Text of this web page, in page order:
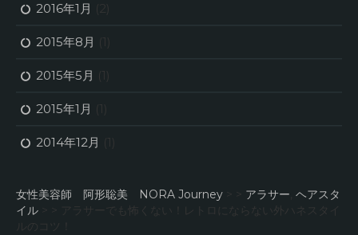
2016年1月 (2)
2015年8月 (1)
2015年5月 (1)
2015年1月 (1)
2014年12月 (1)
女性美容師 阿形聡美 NORA Journey > > アラサー ヘアスタ
イル > >
アラサーでも怖くない！レトロにならない外ハネスタイ
ルのコツ！